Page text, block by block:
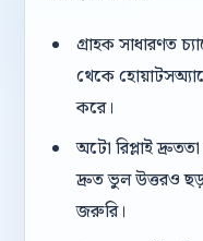
গ্রাহক সাধারণত
থেকে
করে।
অটো রিপ্লাই
দ্রুত ভুল উত্তরও
জরুরি।